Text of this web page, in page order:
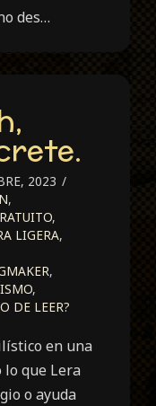
des…
2023
,
,
LIGERA,
,
,
DE LEER?
en una
que Lera
o ayuda